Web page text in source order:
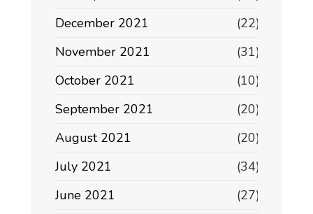
December 2021
(22)
November 2021
(31)
October 2021
(10)
September 2021
(20)
August 2021
(20)
July 2021
(34)
June 2021
(27)